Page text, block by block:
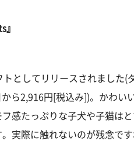
』
トとしてリリースされました(
ら2,916円[税込み])。かわい
感たっぷりな子犬や子猫は
実際に触れないのが残念です